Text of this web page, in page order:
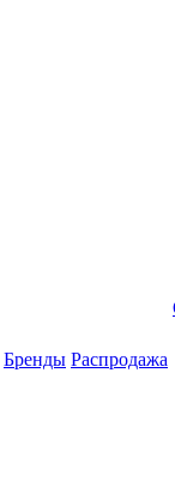
Бренды Распродажа